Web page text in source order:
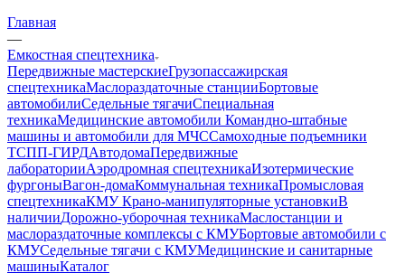
Главная
—
Емкостная спецтехника
Передвижные мастерскиеГрузопассажирская
спецтехникаМаслораздаточные станцииБортовые
автомобилиСедельные тягачиСпециальная
техникаМедицинские автомобили Командно-штабные
машины и автомобили для МЧССамоходные подъемники
ТСПП-ГИРДАвтодомаПередвижные
лабораторииАэродромная спецтехникаИзотермические
фургоныВагон-домаКоммунальная техникаПромысловая
спецтехникаКМУ Крано-манипуляторные установкиВ
наличииДорожно-уборочная техникаМаслостанции и
маслораздаточные комплексы с КМУБортовые автомобили с
КМУСедельные тягачи с КМУМедицинские и санитарные
машиныКаталог